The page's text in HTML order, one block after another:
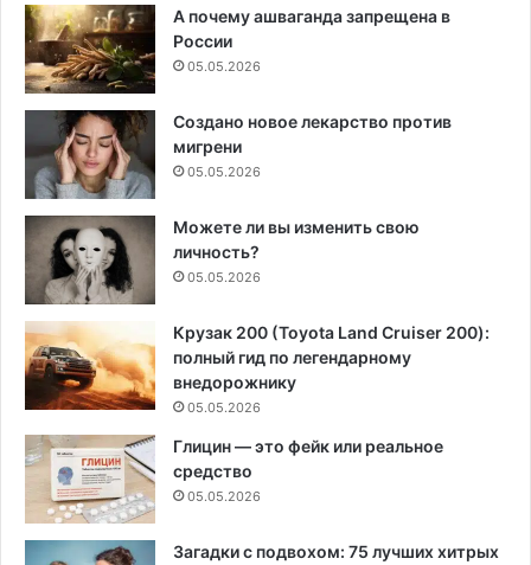
А почему ашваганда запрещена в
России
05.05.2026
Создано новое лекарство против
мигрени
05.05.2026
Можете ли вы изменить свою
личность?
05.05.2026
Крузак 200 (Toyota Land Cruiser 200):
полный гид по легендарному
внедорожнику
05.05.2026
Глицин — это фейк или реальное
средство
05.05.2026
Загадки с подвохом: 75 лучших хитрых